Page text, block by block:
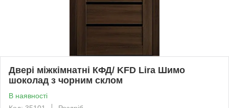
Двері міжкімнатні КФД/ KFD Lira Шимо
шоколад з чорним склом
В наявності